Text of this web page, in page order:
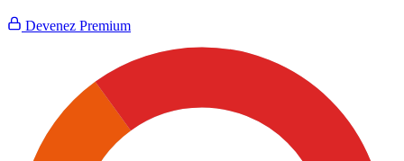
Devenez Premium